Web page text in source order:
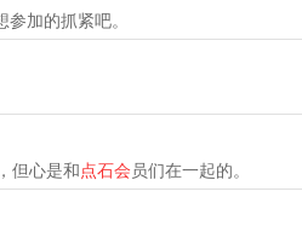
加的抓紧吧。
但心是和点石会员们在一起的。